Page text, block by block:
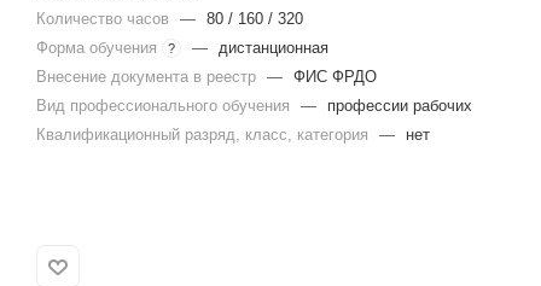
Количество часов
— 80 / 160 / 320
Форма обучения
? —
дистанционная
Внесение документа в реестр — ФИС ФРДО
Вид профессионального обучения
—
профессии рабочих
Квалификационный разряд, класс, категория
— нет